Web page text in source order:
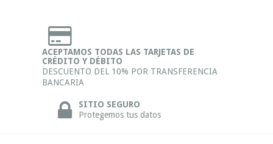
ACEPTAMOS TODAS LAS TARJETAS DE
CRÉDITO Y DÉBITO
DESCUENTO DEL 10% POR TRANSFERENCIA
BANCARIA
SITIO SEGURO
Protegemos tus datos